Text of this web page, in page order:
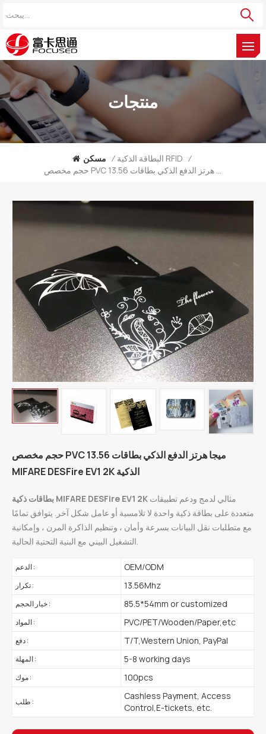
منتجات
مسكن / البطاقة الذكية RFID /
حجم مخصص PVC 13.56 ميجا هرتز الدفع الذكي بطاقات MIFARE DESFire EV1 2K الذكية
حجم مخصص PVC 13.56 ميجا هرتز الدفع الذكي بطاقات
MIFARE DESFire EV1 2K الذكية
بطاقات ذكية MIFARE DESFire EV1 2K مثالي لدمج ودعم تطبيقات
متعددة على بطاقة ذكية واحدة لا تلامسية أو عامل شكل آخر. يتوافق تمامًا
مع متطلبات نقل البيانات بسرعة وأمان ، وتنظيم الذاكرة المرن ، وإمكانية
التشغيل البيني مع البنية التحتية الحالية.
الدعم : OEM/ODM
تكرار : 13.56Mhz
خيار الحجم : 85.5*54mm or customized
المواد : PVC/PET/Wooden/Paper,etc
دفع : T/T,Western Union, PayPal
المهلة : 5-8 working days
موك : 100pcs
طلب :
Cashless Payment, Access
Control,E-tickets, etc.